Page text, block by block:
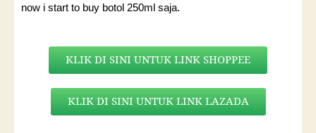
now i start to buy botol 250ml saja.
KLIK DI SINI UNTUK LINK SHOPPEE
KLIK DI SINI UNTUK LINK LAZADA